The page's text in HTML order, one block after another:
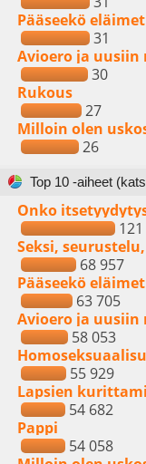
Pääseekö
31
Avioero ja
30
Rukous
27
Milloin olen
26
Top 10 -aiheet
Onko
Seksi,
68 957
Pääseekö
63 705
Avioero ja
58 053
55 929
Lapsien
54 682
Pappi
54 058